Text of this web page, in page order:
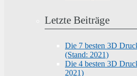
Letzte Beiträge
Die 7 besten 3D
(Stand: 2021)
Die 4 besten 3D
2021)